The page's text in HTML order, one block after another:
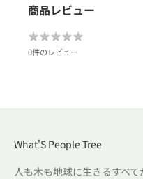
商品レビュー
★★★★★
★★★★★
0件のレビュー
What'S People Tree
人も木も地球に生きるすべて